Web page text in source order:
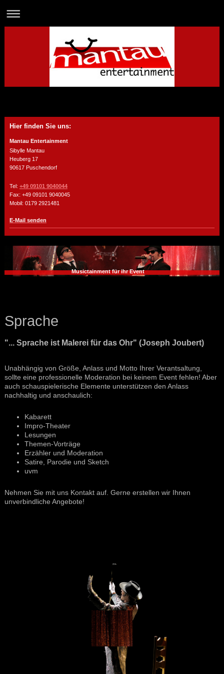
Hier finden Sie uns:
Mantau Entertainment
Sibylle Mantau
Heuberg 17
90617 Puschendorf
Tel: +49 09101 9040044
Fax: +49 09101 9040045
Mobil: 0179 2921481
E-Mail senden
Musictainment für ihr Event
Sprache
"... Sprache ist Malerei für das Ohr" (Joseph Joubert)
Unabhängig von Größe, Anlass und Motto Ihrer Verantsaltung,
sollte eine professionelle Moderation bei keinem Event fehlen! Aber
auch schauspielerische Elemente unterstützen den Anlass
nachhaltig und anschaulich:
Kabarett
Impro-Theater
Lesungen
Themen-Vorträge
Erzähler und Moderation
Satire, Parodie und Sketch
uvm
Nehmen Sie mit uns Kontakt auf. Gerne erstellen wir Ihnen
unverbindliche Angebote!